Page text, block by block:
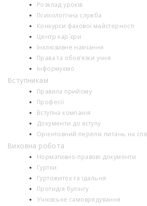
Розклад уроків
Психологiчна служба
Конкурси фахової майстерності
Центр кар`єри
Інклюзивне навчання
Права та обов’язки учня
Інформуємо
Вступникам
Правила прийому
Професії
Вступна компанія
Документи до вступу
Орієнтовний перелік питань на
Виховна робота
Нормативно-правові документи
Гуртки
Гуртожиток та їдальня
Протидія булінгу
Учнівське самоврядування